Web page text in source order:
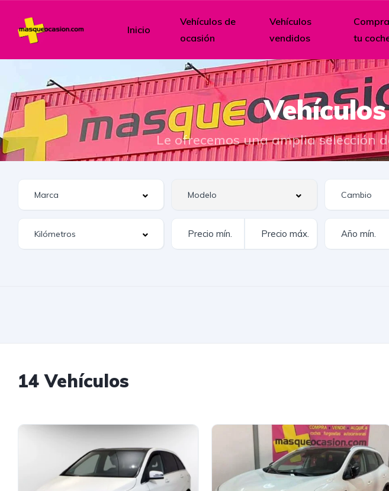
Inicio
Vehículos de
ocasión
Vehículos
vendidos
tu
Le ofrecemos una amplia selección
14 Vehículos